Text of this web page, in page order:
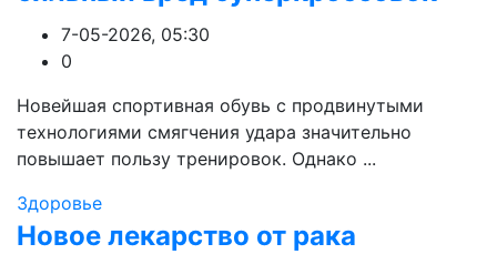
7-05-2026, 05:30
0
Новейшая спортивная обувь с продвинутыми
технологиями смягчения удара значительно
повышает пользу тренировок. Однако ...
Здоровье
Новое лекарство от рака